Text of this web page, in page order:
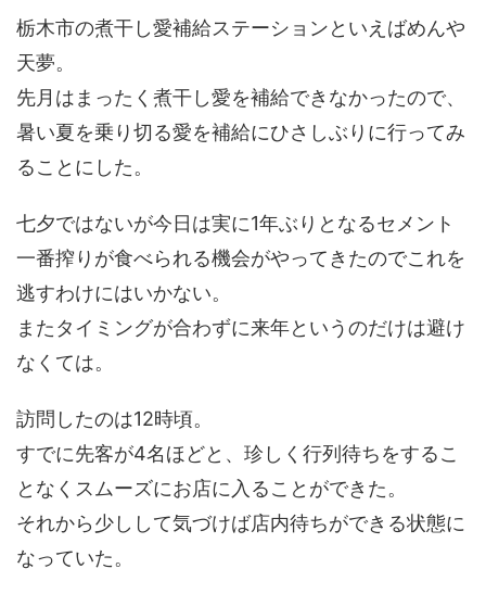
栃木市の煮干し愛補給ステーションといえばめんや
天夢。
先月はまったく煮干し愛を補給できなかったので、
暑い夏を乗り切る愛を補給にひさしぶりに行ってみ
ることにした。
七夕ではないが今日は実に1年ぶりとなるセメント
一番搾りが食べられる機会がやってきたのでこれを
逃すわけにはいかない。
またタイミングが合わずに来年というのだけは避け
なくては。
訪問したのは12時頃。
すでに先客が4名ほどと、珍しく行列待ちをするこ
となくスムーズにお店に入ることができた。
それから少しして気づけば店内待ちができる状態に
なっていた。